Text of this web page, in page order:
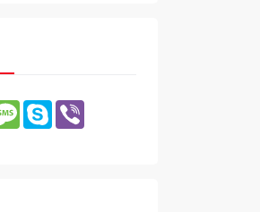
Message
Skype